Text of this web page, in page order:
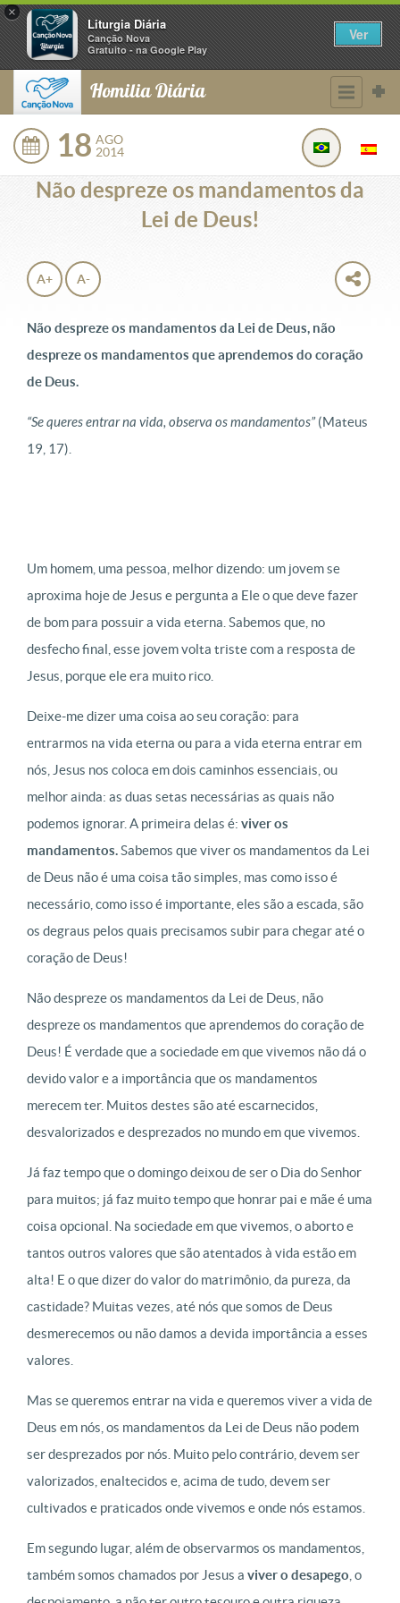
×
Liturgia Diária
Canção Nova
Gratuito - na Google Play
Ver
Homilia Diária
18 AGO
2014
Não despreze os mandamentos da
Lei de Deus!
A+ A-
Não despreze os mandamentos da Lei de Deus, não
despreze os mandamentos que aprendemos do coração
de Deus.
“Se queres entrar na vida, observa os mandamentos”(Mateus
19, 17).
Um homem, uma pessoa, melhor dizendo: um jovem se
aproxima hoje de Jesus e pergunta a Ele o que deve fazer
de bom para possuir a vida eterna. Sabemos que, no
desfecho final, esse jovem volta triste com a resposta de
Jesus, porque ele era muito rico.
Deixe-me dizer uma coisa ao seu coração: para
entrarmos na vida eterna ou para a vida eterna entrar em
nós, Jesus nos coloca em dois caminhos essenciais, ou
melhor ainda: as duas setas necessárias as quais não
podemos ignorar. A primeira delas é: viver os
mandamentos.Sabemos que viver os mandamentos da Lei
de Deus não é uma coisa tão simples, mas como isso é
necessário, como isso é importante, eles são a escada, são
os degraus pelos quais precisamos subir para chegar até o
coração de Deus!
Não despreze os mandamentos da Lei de Deus, não
despreze os mandamentos que aprendemos do coração de
Deus! É verdade que a sociedade em que vivemos não dá o
devido valor e a importância que os mandamentos
merecem ter. Muitos destes são até escarnecidos,
desvalorizados e desprezados no mundo em que vivemos.
Já faz tempo que o domingo deixou de ser o Dia do Senhor
para muitos; já faz muito tempo que honrar pai e mãe é uma
coisa opcional. Na sociedade em que vivemos, o aborto e
tantos outros valores que são atentados à vida estão em
alta! E o que dizer do valor do matrimônio, da pureza, da
castidade? Muitas vezes, até nós que somos de Deus
desmerecemos ou não damos a devida importância a esses
valores.
Mas se queremos entrar na vida e queremos viver a vida de
Deus em nós, os mandamentos da Lei de Deus não podem
ser desprezados por nós. Muito pelo contrário, devem ser
valorizados, enaltecidos e, acima de tudo, devem ser
cultivados e praticados onde vivemos e onde nós estamos.
Em segundo lugar, além de observarmos os mandamentos,
também somos chamados por Jesus a viver o desapego , o